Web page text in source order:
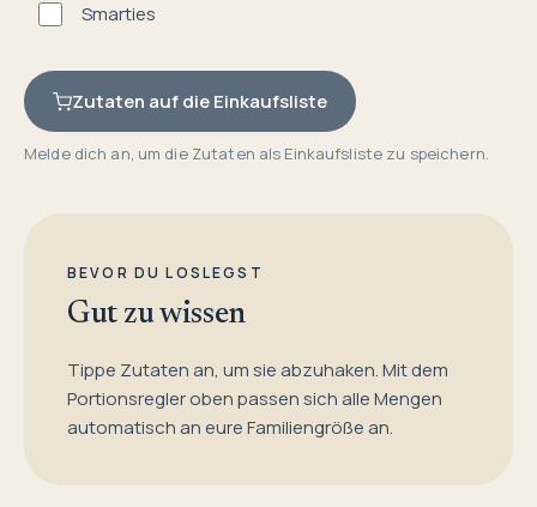
Smarties
Zutaten auf die Einkaufsliste
Melde dich an, um die Zutaten als Einkaufsliste zu speichern.
BEVOR DU LOSLEGST
Gut zu wissen
Tippe Zutaten an, um sie abzuhaken. Mit dem
Portionsregler oben passen sich alle Mengen
automatisch an eure Familiengröße an.